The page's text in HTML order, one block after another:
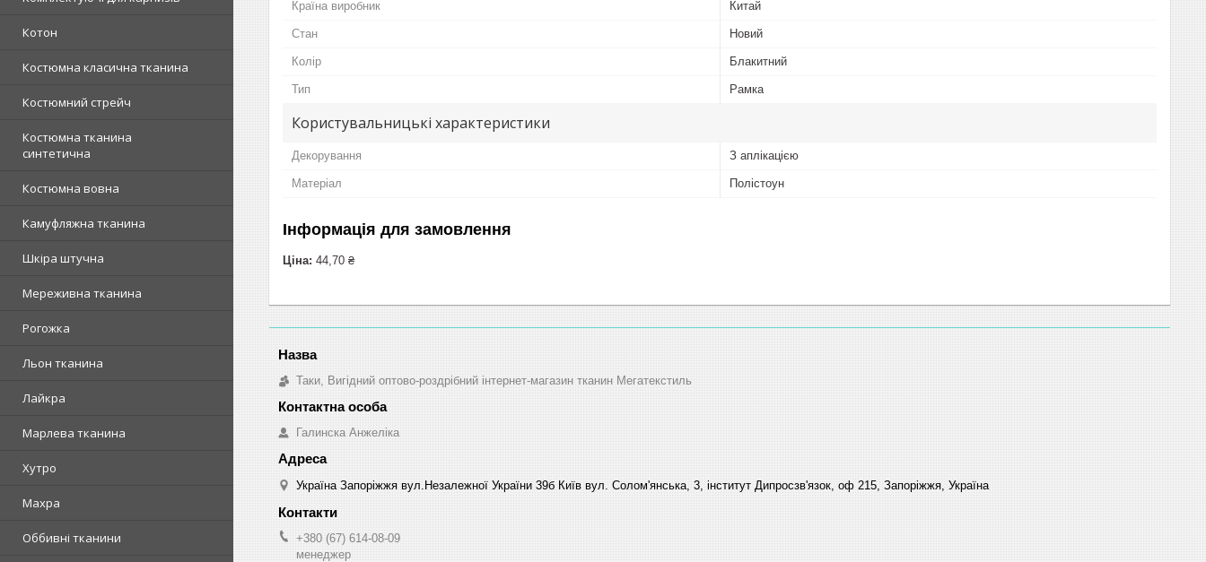
Котон
Костюмна класична тканина
Костюмний стрейч
Костюмна тканина
синтетична
Костюмна вовна
Камуфляжна тканина
Шкіра штучна
Мереживна тканина
Рогожка
Льон тканина
Лайкра
Марлева тканина
Хутро
Махра
Оббивні тканини
Країна виробник Китай
Стан Новий
Колір Блакитний
Тип Рамка
Користувальницькі характеристики
Декорування З аплікацією
Матеріал Полістоун
Інформація для замовлення
Ціна: 44,70 ₴
Таки, Вигідний оптово-роздрібний інтернет-магазин тканин Мегатекстиль
Галинска Анжеліка
Україна Запоріжжя вул.Незалежної України 39б Київ вул. Солом'янська, 3, інститут Дипросзв'язок, оф 215, Запоріжжя, Україна
+380 (67) 614-08-09
менеджер